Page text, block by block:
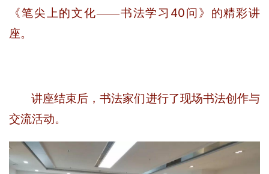
《笔尖上的文化——书法学习 40问》的精彩讲
座。
讲座结束后，书法家们进行了现场书法创作与
交流活动。